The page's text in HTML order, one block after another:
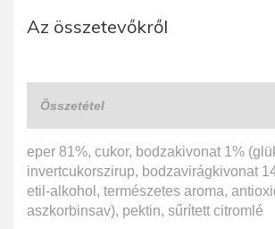
Az összetevőkről
Összetétel
eper 81%, cukor, bodzakivonat 1%
invertcukorszirup, bodzavirágkivonat
etil-alkohol, természetes aroma,
aszkorbinsav), pektin, sűrített citromlé